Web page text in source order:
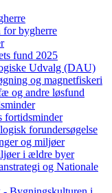
bygherre
fund 2025
Udvalg (DAU)
og magnetfiskeri
og andre løsfund
fortidsminder
forundersøgelse
og miljøer
i ældre byer
og Nationale